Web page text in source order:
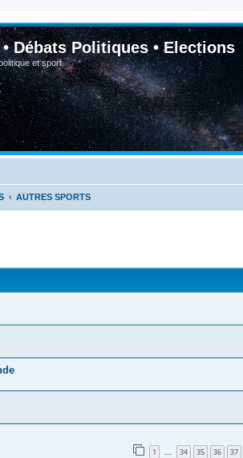
Débats Politiques • Elections
et sport
AUTRES SPORTS
1 … 34 35 36 37